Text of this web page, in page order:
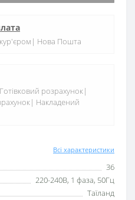
Всі характеристики
36
220-240В, 1 фаза, 50Гц
Таїланд
кур'єром| Нова Пошта
розрахунок|
Накладений